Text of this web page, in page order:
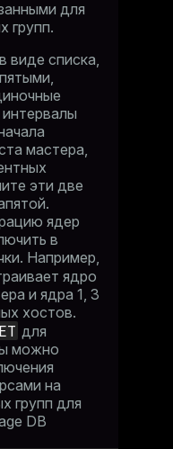
для
групп.
виде списка,
мастера,
эти две
ядер
в
Например,
ядро
и ядра 1, 3
хостов.
для
можно
на
групп для
DB